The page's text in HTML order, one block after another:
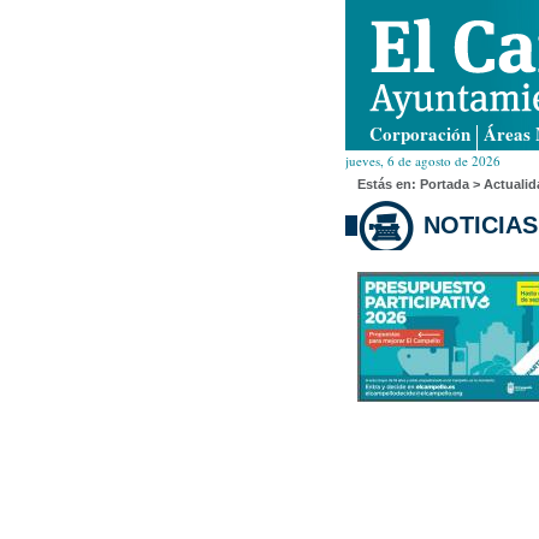
Corporación Áreas
jueves, 6 de agosto de 2026
Estás en: Portada >
NOTICIAS